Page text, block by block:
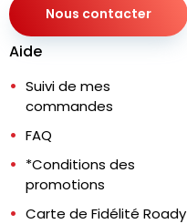
Nous contacter
Aide
Suivi de mes
commandes
FAQ
*Conditions des
promotions
Carte de Fidélité Roady